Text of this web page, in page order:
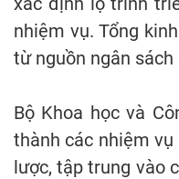
nhiệm vụ. Tổng
từ nguồn ngân sách
Bộ Khoa học và
thành các nhiệm
lược, tập trung vào